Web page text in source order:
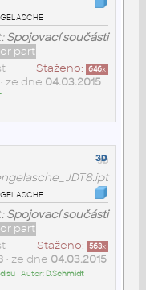
Spojovací součásti
part
Staženo: 646x
ze dne 04.03.2015
Spojovací součásti
part
Staženo: 563x
• ze dne 04.03.2015
• Autor: D.Schmidt•